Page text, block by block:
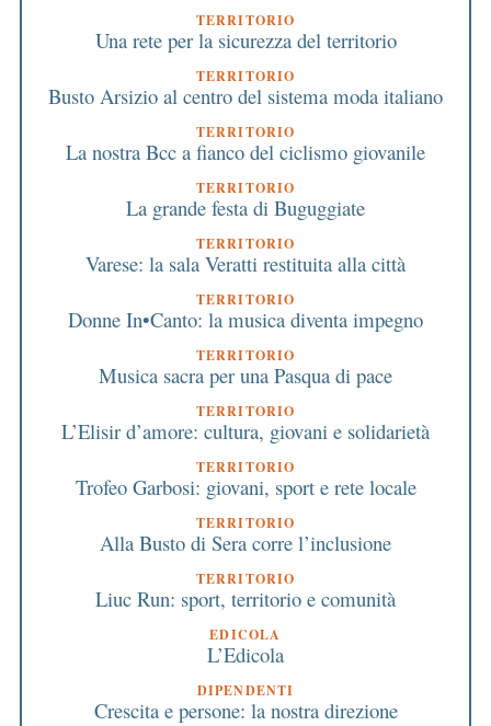
TERRITORIO
Una rete per la sicurezza del territorio
TERRITORIO
Busto Arsizio al centro del sistema moda italiano
TERRITORIO
La nostra Bcc a fianco del ciclismo giovanile
TERRITORIO
La grande festa di Buguggiate
TERRITORIO
Varese: la sala Veratti restituita alla città
TERRITORIO
Donne In•Canto: la musica diventa impegno
TERRITORIO
Musica sacra per una Pasqua di pace
TERRITORIO
L’Elisir d’amore: cultura, giovani e solidarietà
TERRITORIO
Trofeo Garbosi: giovani, sport e rete locale
TERRITORIO
Alla Busto di Sera corre l’inclusione
TERRITORIO
Liuc Run: sport, territorio e comunità
EDICOLA
L’Edicola
DIPENDENTI
Crescita e persone: la nostra direzione